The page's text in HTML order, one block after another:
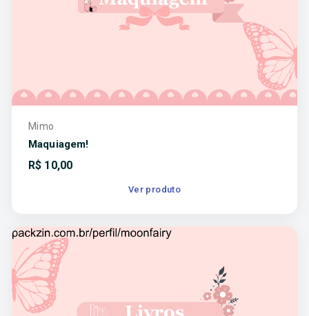
Mimo
Maquiagem!
R$ 10,00
Ver produto